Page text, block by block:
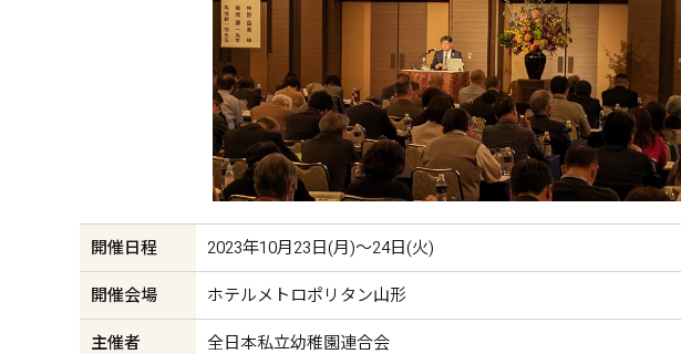
開催日程 2023年10月23日(月)～24日(火)
開催会場 ホテルメトロポリタン山形
主催者 全日本私立幼稚園連合会